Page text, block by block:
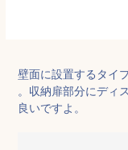
壁面に設置するタイ
。収納扉部分にディ
良いですよ。